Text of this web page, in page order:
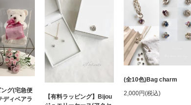
ング(宅急便
ディベアラ
【有料ラッピング】Bijou
(全10色)Bag charm
2,000円(税込)